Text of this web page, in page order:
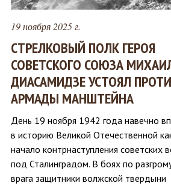
19 ноября 2025 г.
СТРЕЛКОВЫЙ ПОЛК ГЕРОЯ
СОВЕТСКОГО СОЮЗА
ДИАСАМИДЗЕ УСТОЯЛ
АРМАДЫ МАНШТЕЙНА
День 19 ноября 1942 года навечно
в историю Великой Отечественной
начало контрнаступления советских
под Сталинградом. В боях по
врага защитники волжской твердыни